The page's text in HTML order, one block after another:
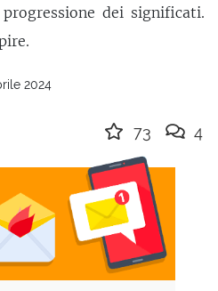
dei significati.
2024
73 4